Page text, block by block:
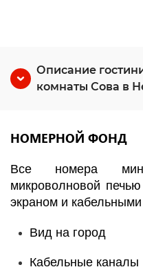
Описание
комнаты Сова в
НОМЕРНОЙ ФОНД
Все номера
микроволновой
экраном и
Вид на город
Кабельные каналы